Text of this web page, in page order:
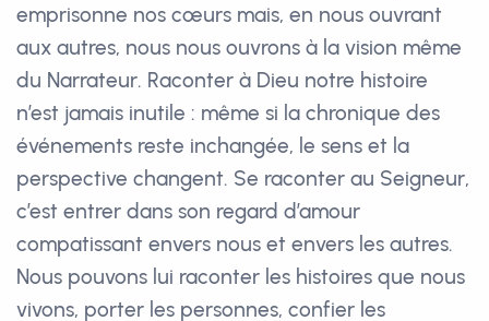
emprisonne nos cœurs mais, en nous ouvrant
aux autres, nous nous ouvrons à la vision même
du Narrateur. Raconter à Dieu notre histoire
n’est jamais inutile : même si la chronique des
événements reste inchangée, le sens et la
perspective changent. Se raconter au Seigneur,
c’est entrer dans son regard d’amour
compatissant envers nous et envers les autres.
Nous pouvons lui raconter les histoires que nous
vivons, porter les personnes, confier les